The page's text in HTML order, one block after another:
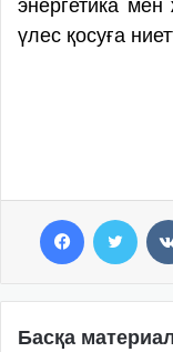
энергетика
үлес қосуға
Басқа